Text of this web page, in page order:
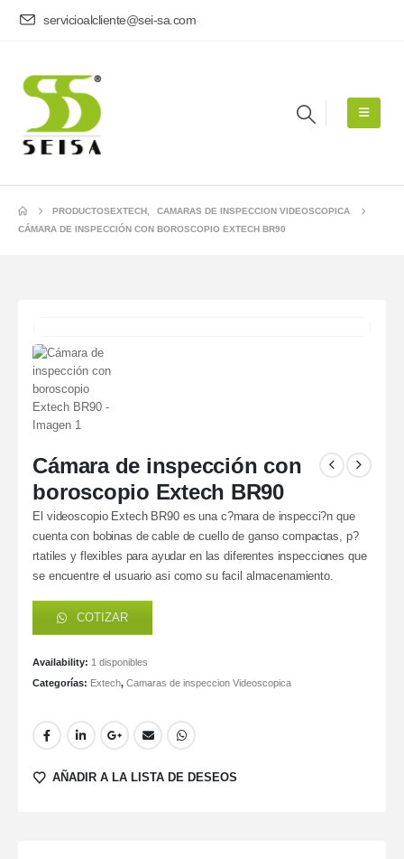
servicioalcliente@sei-sa.com
PRODUCTOSEXTECH,
CAMARAS DE INSPECCION VIDEOSCOPICA
CÁMARA DE INSPECCIÓN CON BOROSCOPIO EXTECH BR90
Cámara de inspección con
boroscopio Extech BR90
El videoscopio Extech BR90 es una c?mara de inspecci?n que
cuenta con bobinas de cable de cuello de ganso compactas, p?
rtatiles y flexibles para ayudar en las diferentes inspecciones que
se encuentre el usuario asi como su facil almacenamiento.
COTIZAR
Availability: 1 disponibles
Categorías: Extech,Camaras de inspeccion Videoscopica
AÑADIR A LA LISTA DE DESEOS